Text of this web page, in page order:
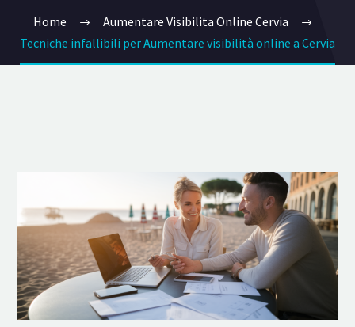
Home
Aumentare Visibilita Online Cervia
Tecniche infallibili per Aumentare visibilità online a Cervia